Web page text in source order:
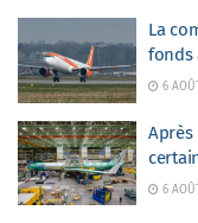
La
fonds
6
Après
6